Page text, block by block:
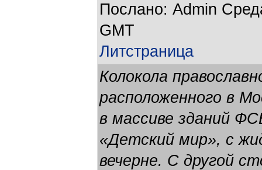
Послано: Admin
GMT
Литстраница
Колокола
расположенного в
в массиве зданий
«Детский мир», с
вечерне. С другой